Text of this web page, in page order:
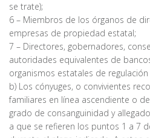
se trate);
6 – Miembros de los órganos de
empresas de propiedad estatal;
7 – Directores, gobernadores,
autoridades equivalentes de
organismos estatales de
b) Los cónyuges, o convivientes
familiares en línea ascendiente o
grado de consanguinidad y
a que se refieren los puntos 1 a 7